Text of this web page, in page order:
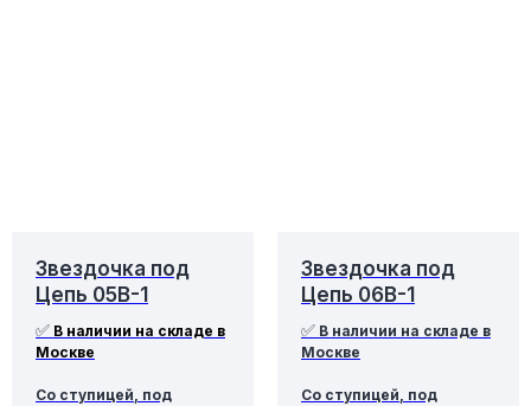
Звездочка под
Цепь 05B-1
✅ В наличии на складе в
Москве
Со ступицей, под
Звездочка под
Цепь 06B-1
✅ В наличии на складе в
Москве
Со ступицей, под